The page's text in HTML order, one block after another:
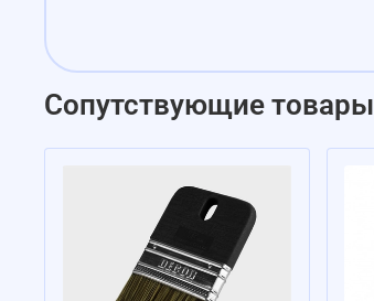
Сопутствующие товары